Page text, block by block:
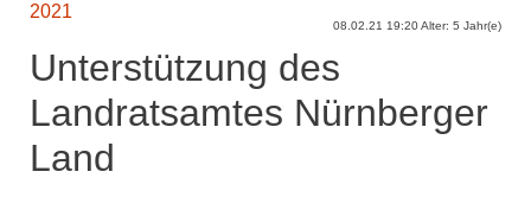
2021
08.02.21 19:20 Alter: 5 Jahr(e)
Unterstützung des
Landratsamtes Nürnberger
Land